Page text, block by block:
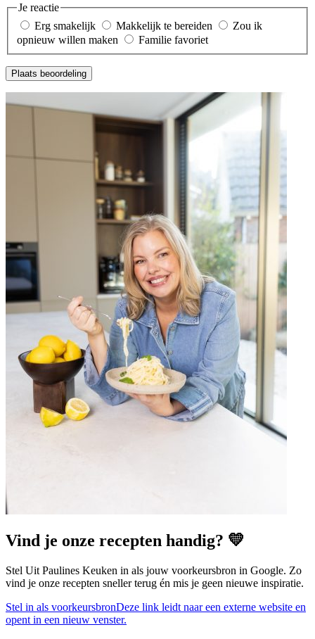
Je reactie
Erg smakelijk
Makkelijk te bereiden
Zou ik
opnieuw willen maken
Familie favoriet
Plaats beoordeling
Vind je onze recepten handig? 💛
Stel Uit Paulines Keuken in als jouw voorkeursbron in Google. Zo
vind je onze recepten sneller terug én mis je geen nieuwe inspiratie.
Stel in als voorkeursbronDeze link leidt naar een externe website en
opent in een nieuw venster.